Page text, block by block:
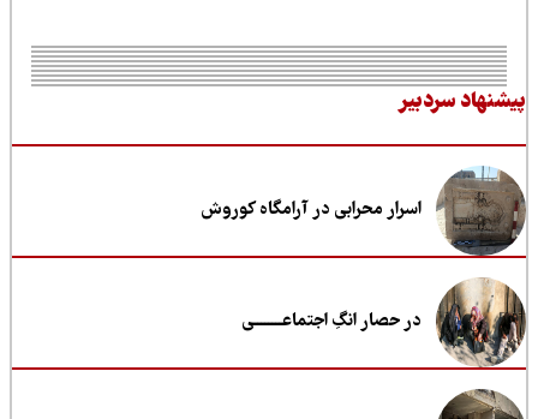
سردبیر
اسرار محرابی در آرامگاه کوروش
در حصار انگِ اجتماعــــــــی